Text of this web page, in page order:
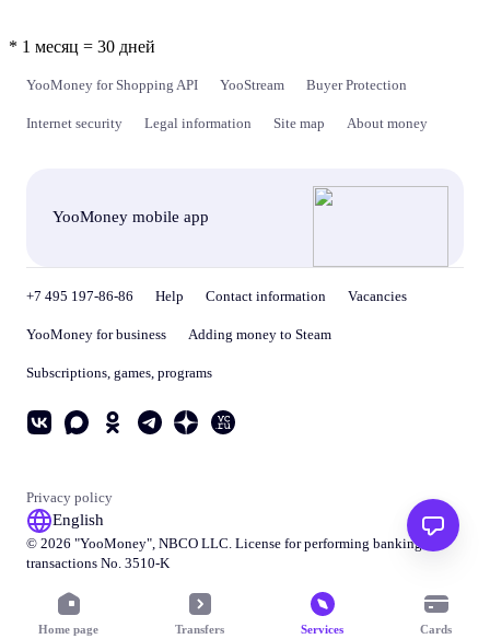
Home page Transfers Services Cards
* 1 месяц = 30 дней
YooMoney for Shopping API YooStream Buyer Protection
Internet security Legal information Site map About money
YooMoney mobile app
+7 495 197-86-86 Help Contact information Vacancies
YooMoney for business Adding money to Steam
Subscriptions, games, programs
English
© 2026 "YooMoney", NBCO LLC. License for performing banking
transactions No. 3510-K
Privacy policy